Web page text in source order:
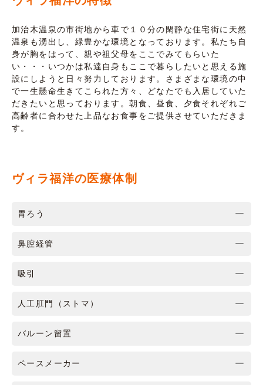
加治木温泉の市街地から車で１０分の閑静な住宅街に天然
温泉も湧出し、緑豊かな環境となっております。私たち自
身が胸をはって、親や祖父母をここでみてもらいた
い・・・いつかは私達自身もここで暮らしたいと思える施
設にしようと日々努力しております。さまざまな環境の中
で一生懸命生きてこられた方々、どなたでも入居していた
だきたいと思っております。朝食、昼食、夕食それぞれご
高齢者に合わせた上品なお食事をご提供させていただきま
す。
ヴィラ福洋の医療体制
胃ろう
鼻腔経管
吸引
人工肛門（ストマ）
バルーン留置
ペースメーカー